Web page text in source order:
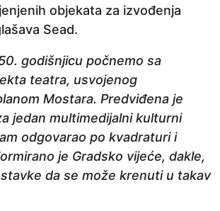
objekata za izvođenja
Sead.
godišnjicu počnemo sa
teatra, usvojenog
Mostara. Predviđena je
jedan multimedijalni kulturni
odgovarao po kvadraturi i
je Gradsko vijeće, dakle,
da se može krenuti u takav